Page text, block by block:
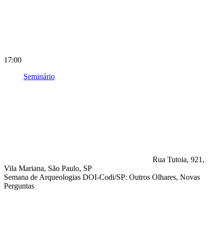
17:00
Seminário
Rua Tutoia, 921,
Vila Mariana, São Paulo, SP
Semana de Arqueologias DOI-Codi/SP: Outros Olhares, Novas
Perguntas